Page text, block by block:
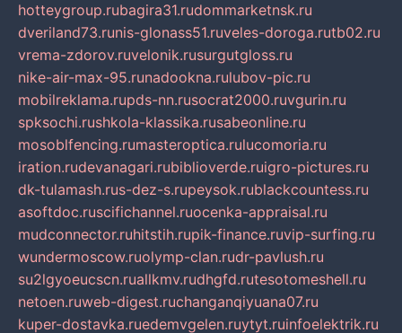
hotteygroup.rubagira31.rudommarketnsk.ru
dveriland73.runis-glonass51.ruveles-doroga.rutb02.ru
vrema-zdorov.ruvelonik.rusurgutgloss.ru
nike-air-max-95.runadookna.rulubov-pic.ru
mobilreklama.rupds-nn.rusocrat2000.ruvgurin.ru
spksochi.rushkola-klassika.rusabeonline.ru
mosoblfencing.rumasteroptica.rulucomoria.ru
iration.rudevanagari.rubiblioverde.ruigro-pictures.ru
dk-tulamash.rus-dez-s.rupeysok.rublackcountess.ru
asoftdoc.ruscifichannel.ruocenka-appraisal.ru
mudconnector.ruhitstih.rupik-finance.ruvip-surfing.ru
wundermoscow.ruolymp-clan.rudr-pavlush.ru
su2lgyoeucscn.ruallkmv.rudhgfd.rutesotomeshell.ru
netoen.ruweb-digest.ruchanganqiyuana07.ru
kuper-dostavka.ruedemvgelen.ruytyt.ruinfoelektrik.ru